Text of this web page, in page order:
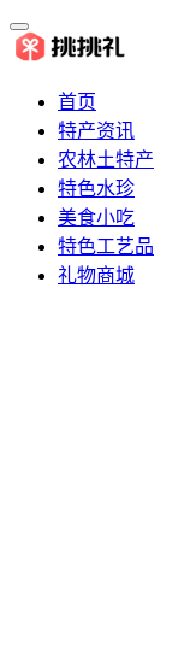
首页
特产资讯
农林土特产
特色水珍
美食小吃
特色工艺品
礼物商城